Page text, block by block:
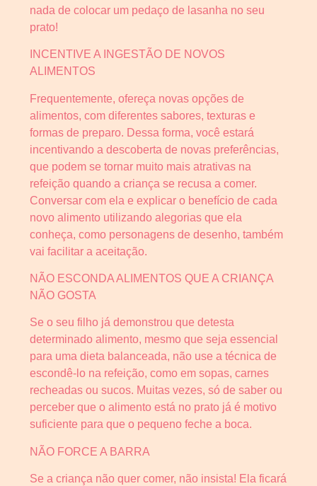
nada de colocar um pedaço de lasanha no seu
prato!
INCENTIVE A INGESTÃO DE NOVOS
ALIMENTOS
Frequentemente, ofereça novas opções de
alimentos, com diferentes sabores, texturas e
formas de preparo. Dessa forma, você estará
incentivando a descoberta de novas preferências,
que podem se tornar muito mais atrativas na
refeição quando a criança se recusa a comer.
Conversar com ela e explicar o benefício de cada
novo alimento utilizando alegorias que ela
conheça, como personagens de desenho, também
vai facilitar a aceitação.
NÃO ESCONDA ALIMENTOS QUE A CRIANÇA
NÃO GOSTA
Se o seu filho já demonstrou que detesta
determinado alimento, mesmo que seja essencial
para uma dieta balanceada, não use a técnica de
escondê-lo na refeição, como em sopas, carnes
recheadas ou sucos. Muitas vezes, só de saber ou
perceber que o alimento está no prato já é motivo
suficiente para que o pequeno feche a boca.
NÃO FORCE A BARRA
Se a criança não quer comer, não insista! Ela ficará